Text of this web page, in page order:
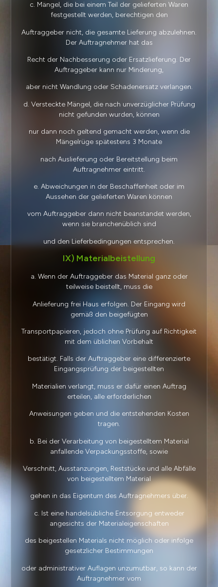
c. Mängel, die bei einem Teil der gelieferten Waren
festgestellt werden, berechtigen den
Auftraggeber nicht, die gesamte Lieferung abzulehnen.
Der Auftragnehmer hat das
Recht der Nachbesserung oder Ersatzlieferung. Der
Auftraggeber kann nur Minderung,
aber nicht Wandlung oder Schadenersatz verlangen.
d. Versteckte Mängel, die nach unverzüglicher Prüfung
nicht gefunden wurden, können
nur dann noch geltend gemacht werden, wenn die
Mängelrüge spätestens 3 Monate
nach Auslieferung oder Bereitstellung beim
Auftragnehmer eintritt.
e. Abweichungen in der Beschaffenheit oder im
Aussehen der gelieferten Waren können
vom Auftraggeber dann nicht beanstandet werden,
wenn sie branchenüblich sind
und den Lieferbedingungen entsprechen.
IX) Materialbeistellung
a. Wenn der Auftraggeber das Material ganz oder
teilweise beistellt, muss die
Anlieferung frei Haus erfolgen. Der Eingang wird
gemäß den beigefügten
Transportpapieren, jedoch ohne Prüfung auf Richtigkeit
mit dem üblichen Vorbehalt
bestätigt. Falls der Auftraggeber eine differenzierte
Eingangsprüfung der beigestellten
Materialien verlangt, muss er dafür einen Auftrag
erteilen, alle erforderlichen
Anweisungen geben und die entstehenden Kosten
tragen.
b. Bei der Verarbeitung von beigestelltem Material
anfallende Verpackungsstoffe, sowie
Verschnitt, Ausstanzungen, Reststücke und alle Abfälle
von beigestelltem Material
gehen in das Eigentum des Auftragnehmers über.
c. Ist eine handelsübliche Entsorgung entweder
angesichts der Materialeigenschaften
des beigestellen Materials nicht möglich oder infolge
gesetzlicher Bestimmungen
oder administrativer Auflagen unzumutbar, so kann der
Auftragnehmer vom